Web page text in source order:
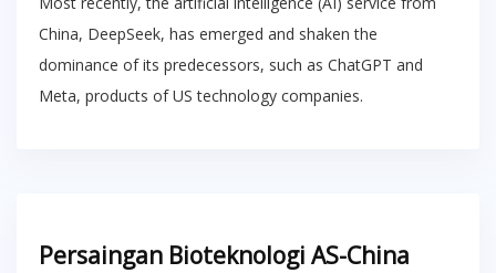
China, DeepSeek, has emerged and shaken the
dominance of its predecessors, such as ChatGPT and
Meta, products of US technology companies.
Persaingan Bioteknologi AS-China